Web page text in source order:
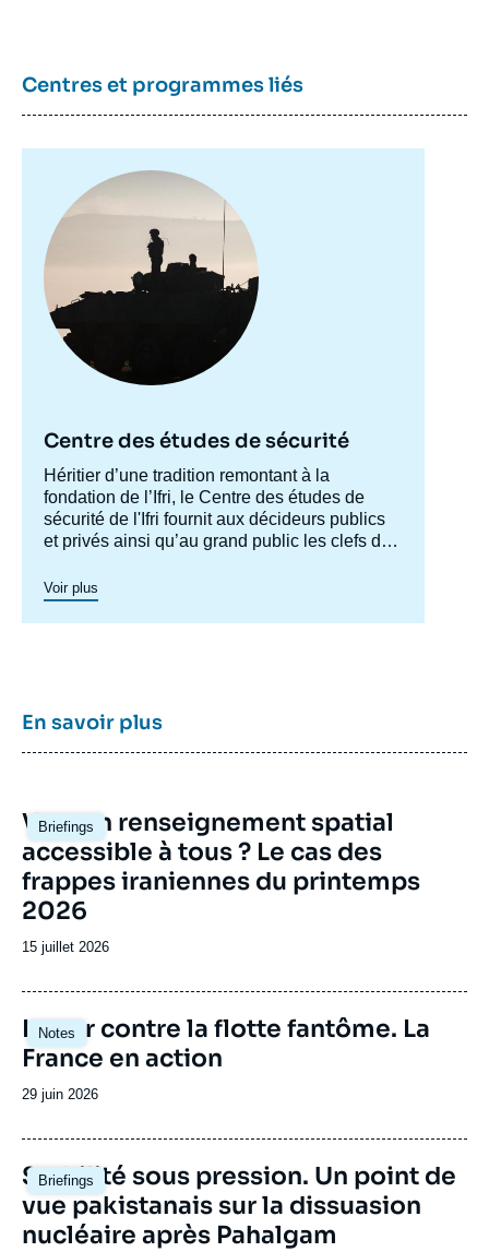
Centres et programmes liés
principale
Centre des études de sécurité
Accroche
centre
Héritier d’une tradition remontant à la
fondation de l’Ifri, le Centre des études de
sécurité de l'Ifri fournit aux décideurs publics
et privés ainsi qu’au grand public les clefs de
modes de conflictualité contemporains et à
venir. Par son positionnement à la jointure du
politique et de l’opérationnel, la crédibilité de
dans le paysage français des
pôle unique de recherche et d’influence sur le
débat de défense national et international.
Voir plus
En savoir plus
Briefings
Image
principale
Vers un renseignement spatial
accessible à tous ? Le cas des
frappes iraniennes du printemps
2026
Date
publication
15 juillet 2026
Notes
Image
principale
Lutter contre la flotte fantôme. La
France en action
Date
publication
29 juin 2026
Briefings
Image
principale
Stabilité sous pression. Un point de
vue pakistanais sur la dissuasion
nucléaire après Pahalgam